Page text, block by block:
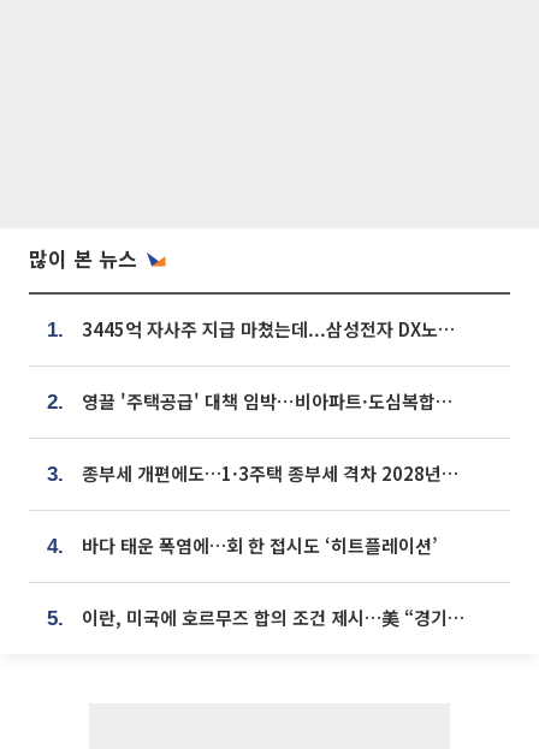
많이 본 뉴스
1. 3445억 자사주 지급 마쳤는데...삼성전자 DX노조, 뒤늦은 '떼쓰기 집회'
2. 영끌 '주택공급' 대책 임박⋯비아파트·도심복합까지 총동원
3. 종부세 개편에도…1·3주택 종부세 격차 2028년부터 확대
4. 바다 태운 폭염에…회 한 접시도 ‘히트플레이션’
5. 이란, 미국에 호르무즈 합의 조건 제시…美 “경기 아직 안 끝나” [종합]